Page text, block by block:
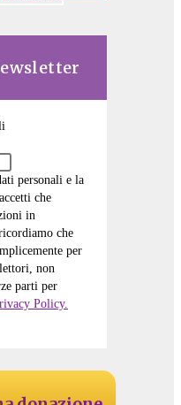
personali e la
che
in
che
per
non
parti per
Policy.